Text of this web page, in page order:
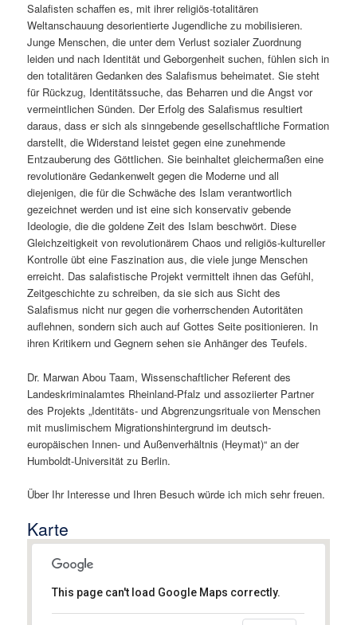
Salafisten schaffen es, mit ihrer religiös-totalitären
Weltanschauung desorientierte Jugendliche zu mobilisieren.
Junge Menschen, die unter dem Verlust sozialer Zuordnung
leiden und nach Identität und Geborgenheit suchen, fühlen sich in
den totalitären Gedanken des Salafismus beheimatet. Sie steht
für Rückzug, Identitätssuche, das Beharren und die Angst vor
vermeintlichen Sünden. Der Erfolg des Salafismus resultiert
daraus, dass er sich als sinngebende gesellschaftliche Formation
darstellt, die Widerstand leistet gegen eine zunehmende
Entzauberung des Göttlichen. Sie beinhaltet gleichermaßen eine
revolutionäre Gedankenwelt gegen die Moderne und all
diejenigen, die für die Schwäche des Islam verantwortlich
gezeichnet werden und ist eine sich konservativ gebende
Ideologie, die die goldene Zeit des Islam beschwört. Diese
Gleichzeitigkeit von revolutionärem Chaos und religiös-kultureller
Kontrolle übt eine Faszination aus, die viele junge Menschen
erreicht. Das salafistische Projekt vermittelt ihnen das Gefühl,
Zeitgeschichte zu schreiben, da sie sich aus Sicht des
Salafismus nicht nur gegen die vorherrschenden Autoritäten
auflehnen, sondern sich auch auf Gottes Seite positionieren. In
ihren Kritikern und Gegnern sehen sie Anhänger des Teufels.
Dr. Marwan Abou Taam, Wissenschaftlicher Referent des
Landeskriminalamtes Rheinland-Pfalz und assoziierter Partner
des Projekts „Identitäts- und Abgrenzungsrituale von Menschen
mit muslimischem Migrationshintergrund im deutsch-
europäischen Innen- und Außenverhältnis (Heymat)“ an der
Humboldt-Universität zu Berlin.
Über Ihr Interesse und Ihren Besuch würde ich mich sehr freuen.
Karte
This page can't load Google Maps correctly.